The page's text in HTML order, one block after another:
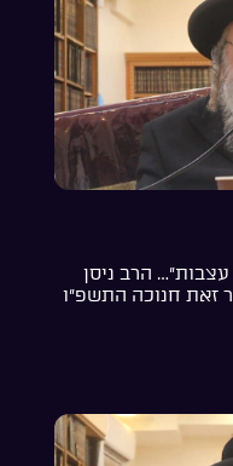
עצבות”… הרב ניסן
זאת חנוכה התשפ”ו